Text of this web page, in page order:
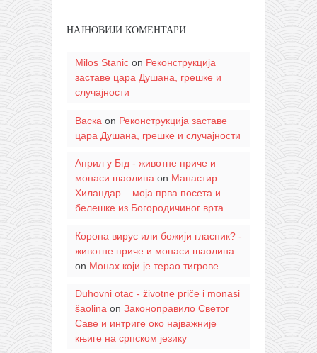
НАЈНОВИЈИ КОМЕНТАРИ
Milos Stanicon Реконструкција
заставе цара Душана, грешке и
случајности
Васка on Реконструкција заставе
цара Душана, грешке и случајности
Април у Бгд - животне приче и
монаси шаолинаon Манастир
Хиландар – моја прва посета и
белешке из Богородичиног врта
Корона вирус или божији гласник? -
животне приче и монаси шаолина
on Монах који је терао тигрове
Duhovni otac - životne priče i monasi
šaolinaon Законоправило Светог
Саве и интриге око најважније
књиге на српском језику